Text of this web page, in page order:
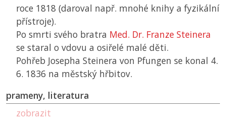
roce 1818 (daroval např. mnohé knihy a fyzikální
přístroje).
Po smrti svého bratra Med. Dr. Franze Steinera
se staral o vdovu a osiřelé malé děti.
Pohřeb Josepha Steinera von Pfungen se konal 4.
6. 1836 na městský hřbitov.
prameny, literatura
zobrazit